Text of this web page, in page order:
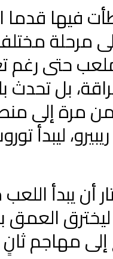
فيها
مرحلة
حتى رغم
بل
مرة إلى
ليبدأ
أن يبدأ
ليخترق
مهاجم